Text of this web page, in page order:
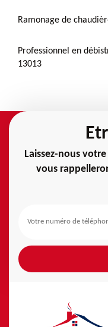
Ramonage de
Professionnel en
13013
Laissez-nous
vous